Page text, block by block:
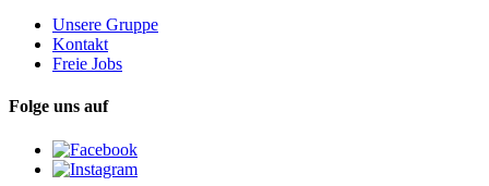
Unsere Gruppe
Kontakt
Freie Jobs
Folge uns auf